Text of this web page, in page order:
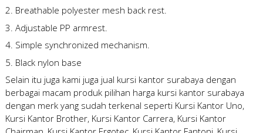
2. Breathable polyester mesh back rest.
3. Adjustable PP armrest.
4. Simple synchronized mechanism.
5. Black nylon base
Selain itu juga kami juga jual kursi kantor surabaya dengan
berbagai macam produk pilihan harga kursi kantor surabaya
dengan merk yang sudah terkenal seperti Kursi Kantor Uno,
Kursi Kantor Brother, Kursi Kantor Carrera, Kursi Kantor